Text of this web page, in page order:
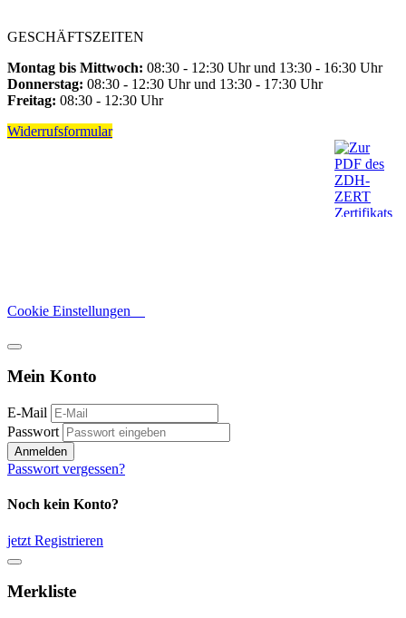
GESCHÄFTSZEITEN
Montag bis Mittwoch: 08:30 - 12:30 Uhr und 13:30 - 16:30 Uhr
Donnerstag: 08:30 - 12:30 Uhr und 13:30 - 17:30 Uhr
Freitag: 08:30 - 12:30 Uhr
Widerrufsformular
Cookie Einstellungen
Mein Konto
E-Mail
Passwort
Anmelden
Passwort vergessen?
Noch kein Konto?
jetzt Registrieren
Merkliste